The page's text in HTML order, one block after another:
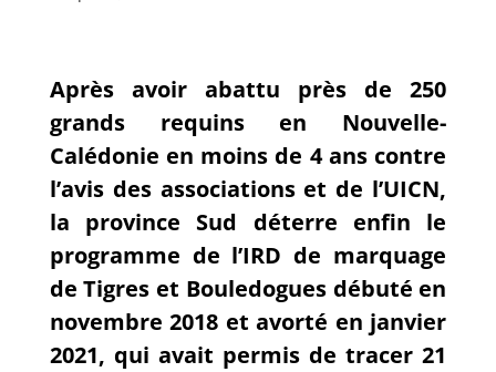
Après avoir abattu près de 250
grands requins en Nouvelle-
Calédonie en moins de 4 ans contre
l’avis des associations et de l’UICN,
la province Sud déterre enfin le
programme de l’IRD de marquage
de Tigres et Bouledogues débuté en
novembre 2018 et avorté en janvier
2021, qui avait permis de tracer 21